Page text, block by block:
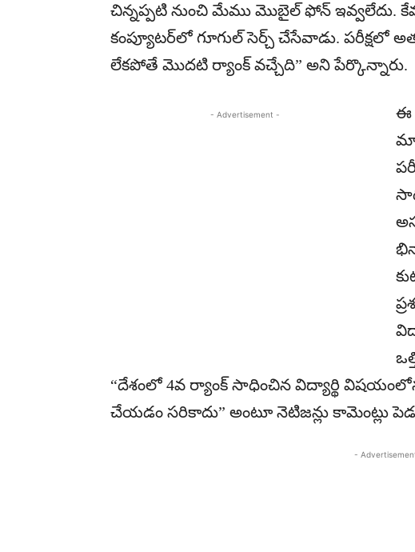
చిన్నప్పటి నుంచి మేము మొబైల్ ఫోన్ ఇవ్వలేదు.
కంప్యూటర్‌లో గూగుల్ సెర్చ్ చేసేవాడు. పరీక్షలో
లేకపోతే మొదటి ర్యాంక్ వచ్చేది” అని పేర్కొన్నారు.
- Advertisement -
ఈ
“దేశంలో 4వ ర్యాంక్ సాధించిన విద్యార్థి
చేయడం సరికాదు” అంటూ నెటిజన్లు కామెంట్లు
-